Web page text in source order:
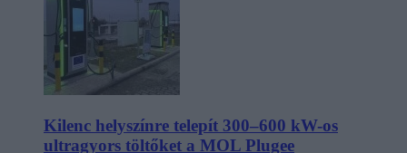
Kilenc helyszínre telepít 300–600 kW-os
ultragyors töltőket a MOL Plugee